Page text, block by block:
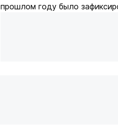
прошлом году было